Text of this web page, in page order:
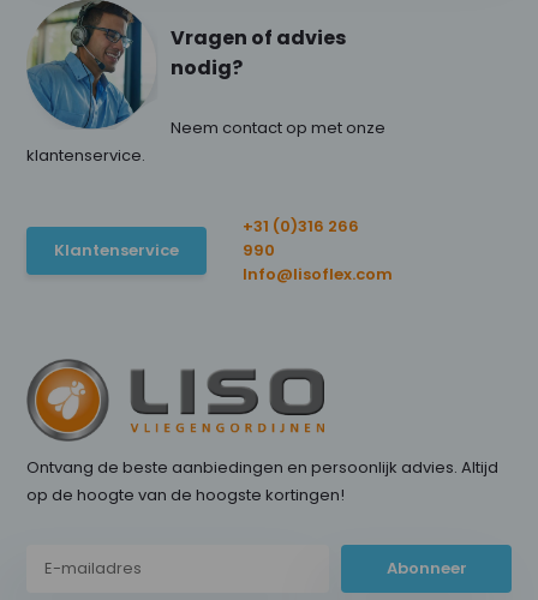
Vragen of advies
nodig?
Neem contact op met onze
klantenservice.
Klantenservice
+31 (0)316 266
990
Info@lisoflex.com
Ontvang de beste aanbiedingen en persoonlijk advies. Altijd
op de hoogte van de hoogste kortingen!
Abonneer